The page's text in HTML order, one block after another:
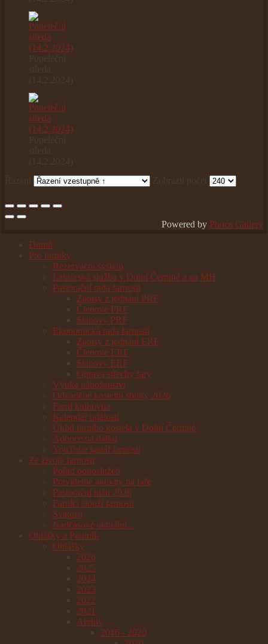
Popeleční
středa
(14.2.2024)
Popeleční
středa
(14.2.2024)
Řazení
Zobrazit počet
Powered by Phoca Gallery
Domů
Pro farníky
Rezervační systém
Lektorská služba v Dolní Čermné a na MH
Pastorační rada farnosti
Zápisy z jednání PRF
Členové PRF
Stanovy PRF
Ekonomická rada farnosti
Zápisy z jednání ERF
Členové ERF
Stanovy ERF
Oprava střechy fary
Výuka náboženství
Odváděné kostelní sbírky 2026
Farní knihovna
Kalendář událostí
Úklid farního kostela v Dolní Čermné
Adopce na dálku
YouTube kanál farnosti
Ze života farnosti
Pořad bohoslužeb
Pravidelné aktivity na faře
Pastorační plán 2026
Farníci slouží farnosti
Svátosti
Nadčasově aktuální...
Ohlášky a Poutník
Ohlášky
2026
2025
2024
2023
2022
2021
Archiv
2016 - 2020